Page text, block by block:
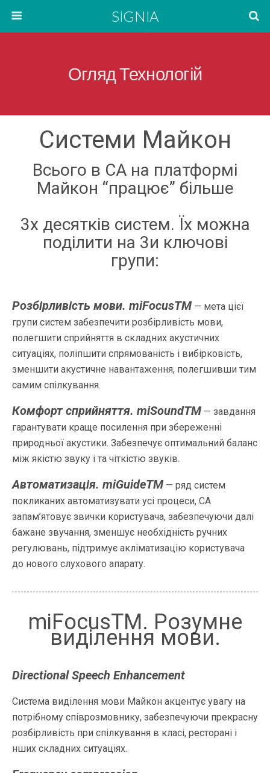
SIGNIA
Огляд Технологій
Системи Майкон
Всього в СА на платформі
Майкон “працює” більше
3х десятків систем. Їх можна
поділити на 3и ключові
групи:
Розбірливість мови. miFocusTM — мета цієї
групи систем забезпечити розбірливість мови,
полегшити сприйняття в складних акустичних
ситуаціях, поліпшити спрямованість і вибірковість,
зменшити акустичне навантаження, полегшивши тим
самим спілкування.
Комфорт сприйняття. miSoundTM — завдання
гарантувати краще посилення при збереженні
природньої акустики. Забезпечує оптимальний баланс
між якістю звуку і та чіткістю звуків.
Автоматизація. miGuideTM — ряд систем
покликаних автоматизувати усі процеси, СА
запам’ятовує звички користувача, забезпечуючи далі
бажане звучання, зменшує необхідність ручних
регулювань, підтримує акліматизацію користувача
до нового слухового апарату.
miFocusTM. Розумне
виділення мови.
Directional Speech Enhancement
Система виділення мови Майкон акцентує увагу на
потрібному співрозмовнику, забезпечуючи прекрасну
розбірливість при спілкування в класі, ресторані і
нших складних ситуаціях.